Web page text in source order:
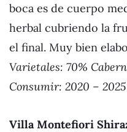
boca es de cuerpo
herbal cubriendo la
el final. Muy bien
Varietales: 70%
Consumir: 2020 – 2025
Villa Montefiori